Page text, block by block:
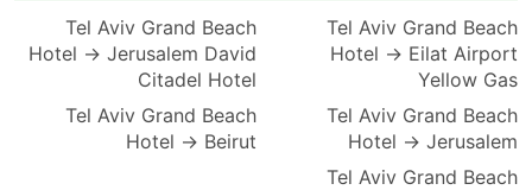
Tel Aviv Grand Beach
Hotel → Eilat Airport
Yellow Gas
Tel Aviv Grand Beach
Hotel → Jerusalem
Tel Aviv Grand Beach
Tel Aviv Grand Beach
Hotel → Jerusalem David
Citadel Hotel
Tel Aviv Grand Beach
Hotel → Beirut